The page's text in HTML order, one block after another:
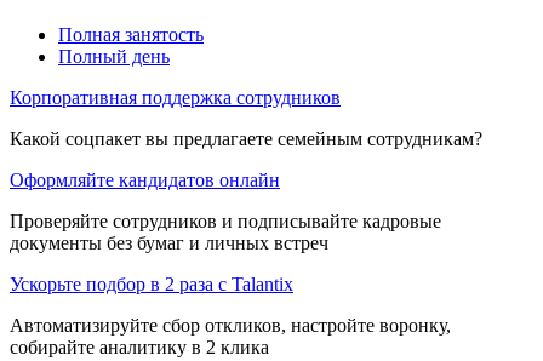
Полная занятость
Полный день
Корпоративная поддержка сотрудников
Какой соцпакет вы предлагаете семейным сотрудникам?
Оформляйте кандидатов онлайн
Проверяйте сотрудников и подписывайте кадровые
документы без бумаг и личных встреч
Ускорьте подбор в 2 раза с Talantix
Автоматизируйте сбор откликов, настройте воронку,
собирайте аналитику в 2 клика